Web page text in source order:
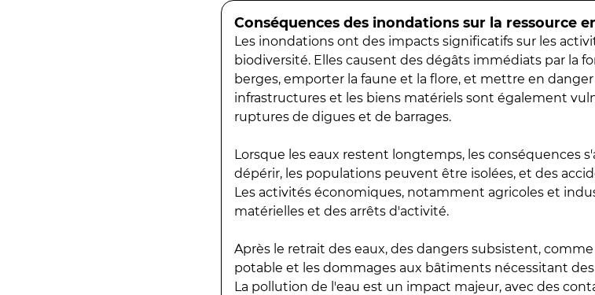
Conséquences des inondations sur la ressource
Les inondations ont des impacts significatifs sur les
biodiversité. Elles causent des dégâts immédiats par la
berges, emporter la faune et la flore, et mettre en
infrastructures et les biens matériels sont également
ruptures de digues et de barrages.
Lorsque les eaux restent longtemps, les conséquences
dépérir, les populations peuvent être isolées, et des
Les activités économiques, notamment agricoles et
matérielles et des arrêts d'activité.
Après le retrait des eaux, des dangers subsistent,
potable et les dommages aux bâtiments nécessitant
La pollution de l'eau est un impact majeur, avec des